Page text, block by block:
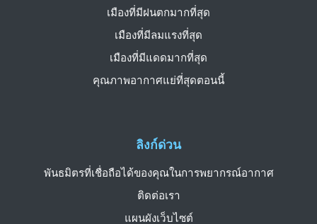
ลิงก์ด่วน
พันธมิตรที่เชื่อถือได้ของคุณในการพยากรณ์อากาศ
ติดต่อเรา
แผนผังเว็บไซต์
เมืองที่มีฝนตกมากที่สุด
เมืองที่มีลมแรงที่สุด
เมืองที่มีแดดมากที่สุด
คุณภาพอากาศแย่ที่สุดตอนนี้